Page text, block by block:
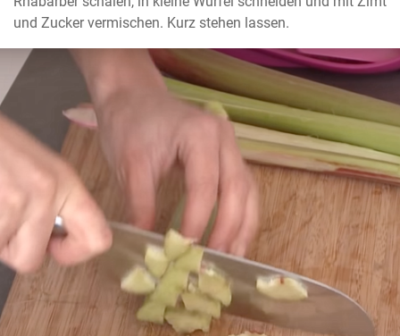
und Zucker vermischen. Kurz stehen lassen.